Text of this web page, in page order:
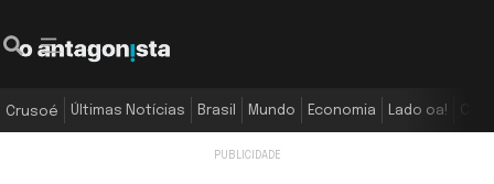
Crusoé Últimas Notícias Brasil Mundo Economia Lado oa!